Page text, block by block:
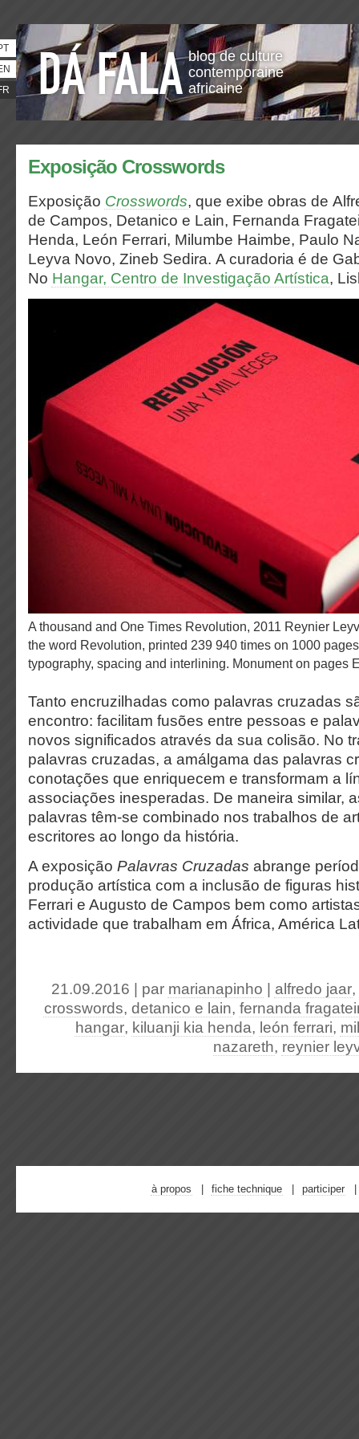
blog de culture
contemporaine
africaine
Exposição Crosswords
Exposição Crosswords, que exibe obras de
de Campos, Detanico e Lain, Fernanda
Henda, León Ferrari, Milumbe Haimbe, Paulo
Leyva Novo, Zineb Sedira. A curadoria é de
No Hangar, Centro de Investigação Artística,
A thousand and One Times Revolution, 2011 Reynier Leyva Novo Book containing
the word Revolution, printed 239 940 times on 1000
typography, spacing and interlining. Monument on pages
Tanto encruzilhadas como palavras cruzadas
encontro: facilitam fusões entre pessoas e
novos significados através da sua colisão. No
palavras cruzadas, a amálgama das palavras
conotações que enriquecem e transformam a
associações inesperadas. De maneira similar,
palavras têm-se combinado nos trabalhos de
escritores ao longo da história.
A exposição Palavras Cruzadas abrange
produção artística com a inclusão de figuras
Ferrari e Augusto de Campos bem como
actividade que trabalham em África, América
21.09.2016 | par marianapinho alfredo jaar,
crosswords, detanico e lain, fernanda
hangar, kiluanji kia henda, león ferrari,
nazareth, reynier
à propos fiche technique participer